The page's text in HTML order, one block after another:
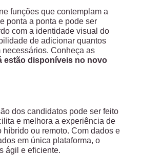
funções que contemplam a
ponta a ponta e pode ser
com a identidade visual do
de adicionar quantos
Conheça as
estão disponíveis no novo
dos candidatos pode ser feito
e melhora a experiência de
ou remoto. Com dados e
em única plataforma, o
ágil e eficiente.